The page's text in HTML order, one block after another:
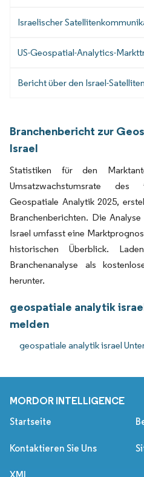
Israelischer
US-Geospatial-Analytics-
Bericht über den Israel-
Branchenbericht zur
Israel
Statistiken für den
Umsatzwachstumsrate
Geospatiale Analytik 2025,
Branchenberichten. Die
Israel umfasst eine
historischen Überblick.
Branchenanalyse als
herunter.
geospatiale analytik
melden
geospatiale analytik israel
MORDOR INTELLIGENCE
Startseite
Kontaktieren Sie Uns
XML